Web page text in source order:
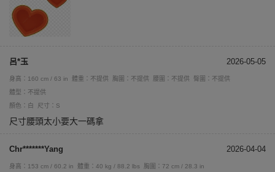
呂*玉 2026-05-05
身高：160 cm / 63 in 體重：不提供 胸圍：不提供 腰圍：不提供
臀圍：不提供
體型：不提供
顏色：白
尺寸：S
尺寸腰頭太小要大一碼拿
Chr*******Yang 2026-04-04
身高：153 cm / 60.2 in 體重：40 kg / 88.2 lbs
胸圍：72 cm / 28.3 in